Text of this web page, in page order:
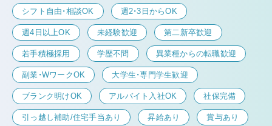
シフト自由・相談OK 週2・3日からOK
週4日以上OK 未経験歓迎 第二新卒歓迎
若手積極採用 学歴不問 異業種からの転職歓迎
副業・WワークOK 大学生・専門学生歓迎
ブランク明けOK アルバイト入社OK 社保完備
引っ越し補助/住宅手当あり 昇給あり 賞与あり